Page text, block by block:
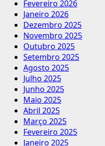
Fevereiro 2026
Janeiro 2026
Dezembro 2025
Novembro 2025
Outubro 2025
Setembro 2025
Agosto 2025
Julho 2025
Junho 2025
Maio 2025
Abril 2025
Março 2025
Fevereiro 2025
Janeiro 2025